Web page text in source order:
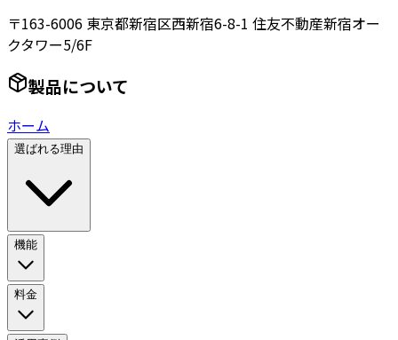
〒163-6006 東京都新宿区西新宿6-8-1 住友不動産新宿オー
クタワー5/6F
製品について
ホーム
選ばれる理由
機能
料金